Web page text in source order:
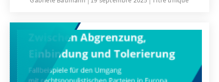
Lukashenka’s Defense Minister Valery
Revenko reported on a complex of measures
Belarus had taken to enable the transparency
of Zapad 2025. He also stated that Belarus
demanded that Poland clarify its military